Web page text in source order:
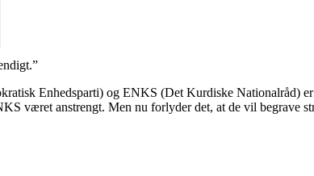
Enhedsparti) og ENKS (Det Kurdiske Nationalråd)
været anstrengt. Men nu forlyder det, at de vil begrave